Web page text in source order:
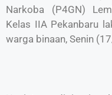
Narkoba (P4GN)
Kelas IIA Pekanbaru
warga binaan, Senin